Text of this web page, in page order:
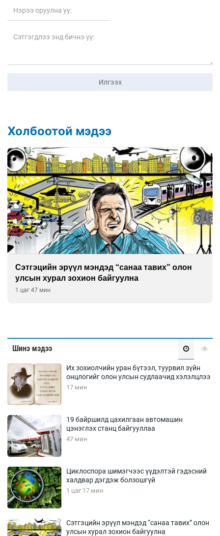
Илгээх
Холбоотой мэдээ
Сэтгэцийн эрүүл мэндэд “санаа тавих” олон
улсын хурал зохион байгуулна
1 цаг 47 мин
Шинэ мэдээ
Их зохиолчийн уран бүтээл, туурвил зүйн
онцлогийг олон улсын судлаачид хэлэлцлээ
17 мин
19 байршилд цахилгаан автомашин
цэнэглэх станц байгууллаа
47 мин
Циклоспора шимэгчээс үүдэлтэй гэдэсний
халдвар дэгдэж болзошгүй
1 цаг 17 мин
Сэтгэцийн эрүүл мэндэд “санаа тавих” олон
улсын хурал зохион байгуулна